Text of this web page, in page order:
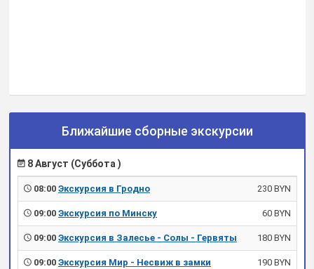
Ближайшие сборные экскурсии
8 Август (Суббота )
08:00 Экскурсия в Гродно 230 BYN
09:00 Экскурсия по Минску 60 BYN
09:00 Экскурсия в Залесье - Солы - Гервяты 180 BYN
09:00 Экскурсия Мир - Несвиж в замки 190 BYN